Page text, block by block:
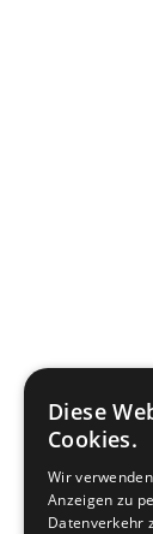
Diese
Cookies.
Wir
Anzeigen zu
Datenverkehr